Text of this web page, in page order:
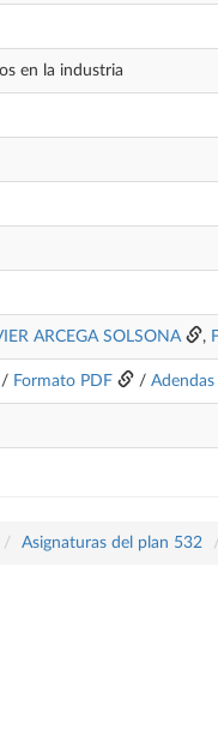
en la industria
ARCEGA SOLSONA ,
/ Formato PDF /
Asignaturas del plan 532